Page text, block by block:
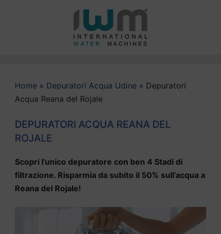
Home » Depuratori Acqua Udine » Depuratori
Acqua Reana del Rojale
DEPURATORI ACQUA REANA DEL
ROJALE
Scopri l’unico depuratore con ben 4 Stadi di
filtrazione. Risparmia da subito il 50% sull’acqua a
Reana del Rojale!